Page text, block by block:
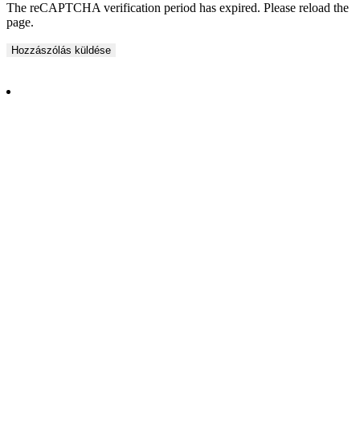
The reCAPTCHA verification period has expired. Please reload the
page.